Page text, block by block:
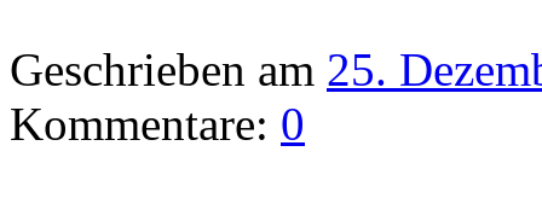
Geschrieben am 25.
Kommentare: 0